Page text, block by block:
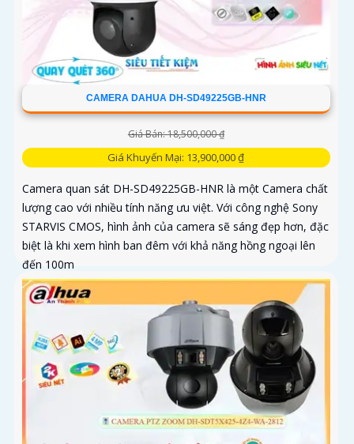
CAMERA DAHUA DH-SD49225GB-HNR
Giá Bán: 18,500,000 ₫
Giá Khuyến Mại: 13,900,000 ₫
Camera quan sát DH-SD49225GB-HNR là một Camera chất
lượng cao với nhiều tính năng ưu việt. Với công nghệ Sony
STARVIS CMOS, hình ảnh của camera sẽ sáng đẹp hơn, đặc
biệt là khi xem hình ban đêm với khả năng hồng ngoại lên
đến 100m